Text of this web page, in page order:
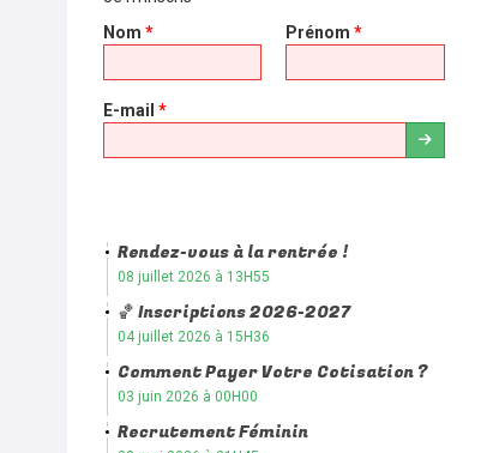
Nom * Prénom*
E-mail *
Rendez-vous à la rentrée !
08 juillet 2026 à 13H55
🏀 Inscriptions 2026-2027
04 juillet 2026 à 15H36
Comment Payer Votre Cotisation ?
03 juin 2026 à 00H00
Recrutement Féminin